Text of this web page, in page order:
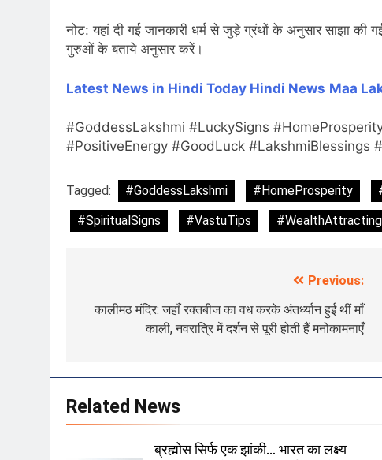
नोट: यहां दी गई जानकारी धर्म से जुड़े ग्रंथों के अनुसार साझा की
गुरुओं के बताये अनुसार करें।
Latest News in Hindi Today Hindi News Maa
#GoddessLakshmi #LuckySigns
#PositiveEnergy #GoodLuck #LakshmiBlessings
Tagged: #GoddessLakshmi #HomeProsperity
#SpiritualSigns
#VastuTips #WealthAttracting
navigation
Previous:
कालीमठ मंदिर: जहाँ रक्तबीज का वध करके अंतर्ध्यान हुईं थीं माँ
काली, नवरात्रि में दर्शन से पूरी होती हैं मनोकामनाएँ
Related News
ब्रह्मोस सिर्फ एक झांकी… भारत का लक्ष्य